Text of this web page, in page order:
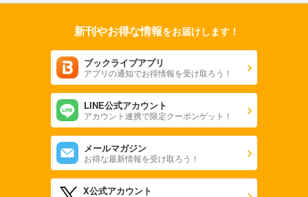
新刊やお得な情報をお届けします！
ブックライブアプリ
アプリの通知でお得情報を受け取ろう！
LINE公式アカウント
アカウント連携で限定クーポンゲット！
メールマガジン
お得な最新情報を受け取ろう！
X公式アカウント